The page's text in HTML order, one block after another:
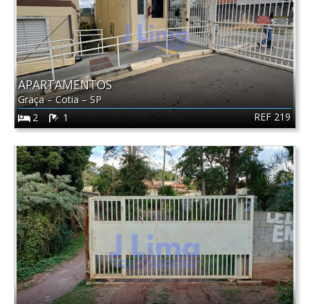
REF 219
APARTAMENTOS
Graça–Cotia – SP
2
1